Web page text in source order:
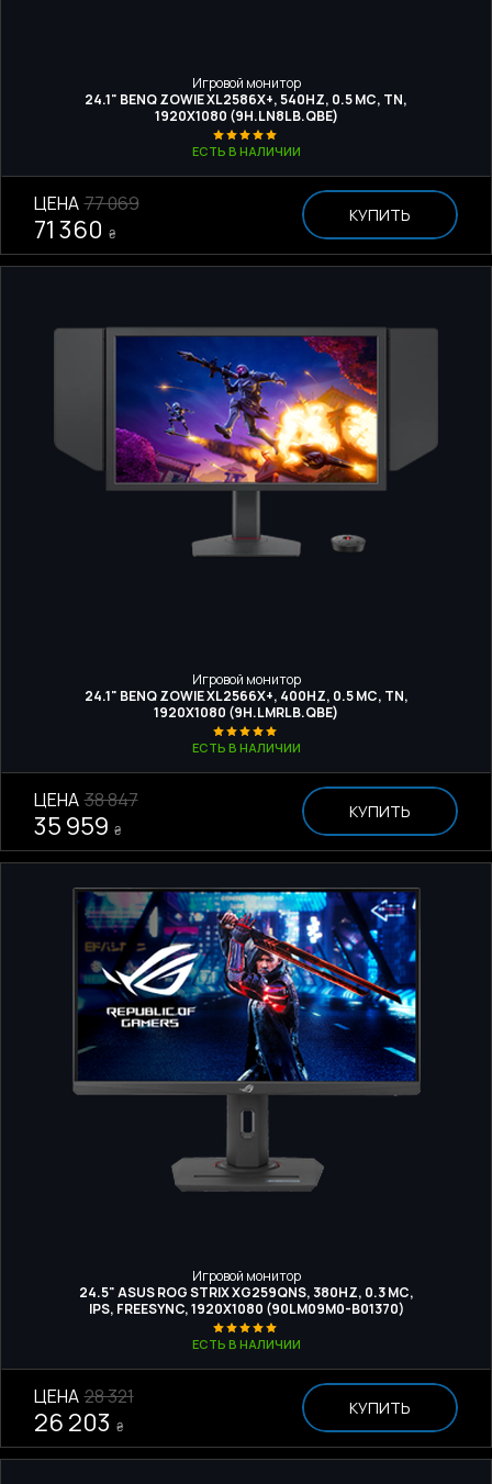
Игровой монитор
24.1" BENQ ZOWIE XL2586X+, 540HZ, 0.5 МС, TN,
1920Х1080 (9H.LN8LB.QBE)
ЕСТЬ В НАЛИЧИИ
ЦЕНА 77 069
71 360 ₴
КУПИТЬ
Игровой монитор
24.1" BENQ ZOWIE XL2566X+, 400HZ, 0.5 МС, TN,
1920Х1080 (9H.LMRLB.QBE)
ЕСТЬ В НАЛИЧИИ
ЦЕНА 38 847
35 959 ₴
КУПИТЬ
Игровой монитор
24.5" ASUS ROG STRIX XG259QNS, 380HZ, 0.3 МС,
IPS, FREESYNC, 1920X1080 (90LM09M0-B01370)
ЕСТЬ В НАЛИЧИИ
ЦЕНА 28 321
26 203 ₴
КУПИТЬ